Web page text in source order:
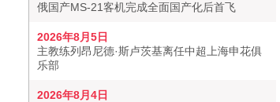
俄国产MS-21客机完成全面国产化后首飞
2026年8月5日
主教练列昂尼德·斯卢茨基离任中超上海申花俱
乐部
2026年8月4日